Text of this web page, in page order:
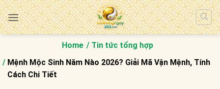
Bỏ
qua
nội
Home
Tin tức tổng hợp
Mệnh Mộc Sinh Năm Nào 2026? Giải Mã Vận Mệnh, Tính
Cách Chi Tiết